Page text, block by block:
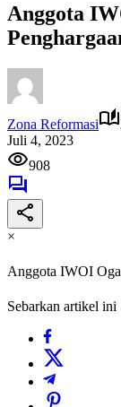
Anggota
Zona Reformasi
Juli 4, 2023
908
×
Anggota IWOI
Sebarkan artikel ini